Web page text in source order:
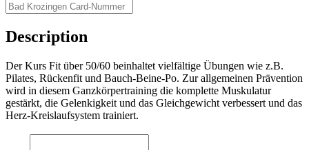
Description
Der Kurs Fit über 50/60 beinhaltet vielfältige Übungen wie z.B.
Pilates, Rückenfit und Bauch-Beine-Po. Zur allgemeinen Prävention
wird in diesem Ganzkörpertraining die komplette Muskulatur
gestärkt, die Gelenkigkeit und das Gleichgewicht verbessert und das
Herz-Kreislaufsystem trainiert.